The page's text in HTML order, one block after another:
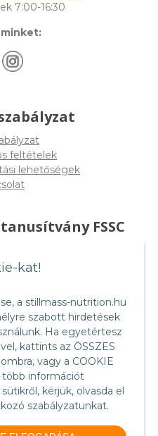
kat!
a stillmass-nutrition.hu
szabott hirdetések
Ha egyetértesz
kattints az ÖSSZES
vagy a COOKIE
több információt
kérjük, olvasda el
szabályzatunkat.
7:00-16:30
minket:
feltételek
lehetőségek
FSSC
FSSC 22000